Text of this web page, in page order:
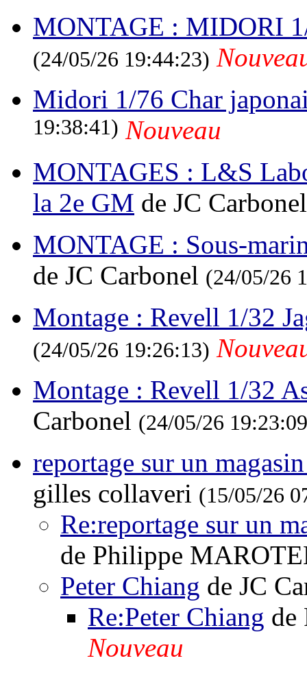
MONTAGE : MIDORI
(24/05/26 19:44:23)
Midori 1/76 Char
19:38:41) Nouveau
MONTAGES : L&S
la 2e GM de JC
MONTAGE : Sous-
de JC Carbonel (24/05/26
Montage : Revell 1/32
(24/05/26 19:26:13)
Montage : Revell 1/32
Carbonel (24/05/26
reportage sur un
gilles collaveri (15/05/26
Re:reportage sur un
de Philippe
Peter Chiang de JC
Re:Peter Chiang
Nouveau